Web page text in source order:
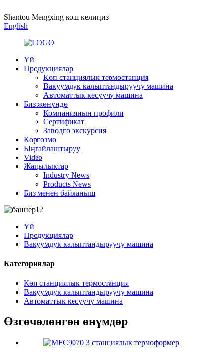
Shantou Mengxing кош келиңиз!
English
Үй
Продукциялар
Көп станциялык термостанция
Вакуумдук калыптандыруучу машина
Автоматтык кесүүчү машина
Биз жөнүндө
Компаниянын профили
Сертификат
Заводго экскурсия
Көргөзмө
Ыңгайлаштыруу
Video
Жаңылыктар
Industry News
Products News
Биз менен байланыш
Үй
Продукциялар
Вакуумдук калыптандыруучу машина
Категориялар
Көп станциялык термостанция
Вакуумдук калыптандыруучу машина
Автоматтык кесүүчү машина
Өзгөчөлөнгөн өнүмдөр